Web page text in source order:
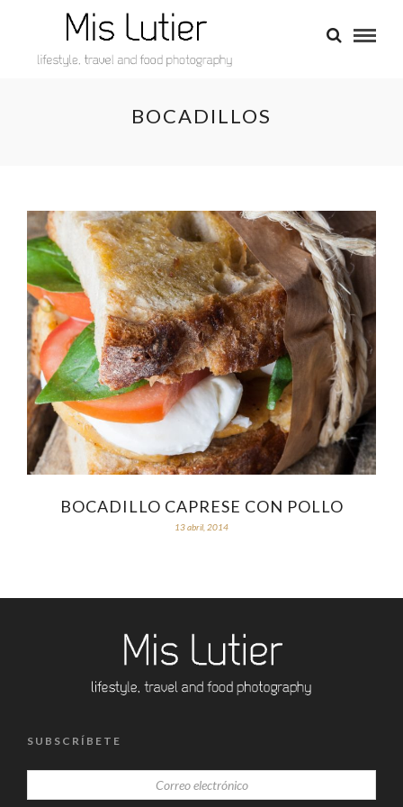
BOCADILLOS
BOCADILLO CAPRESE CON POLLO
13 abril, 2014
SUBSCRÍBETE